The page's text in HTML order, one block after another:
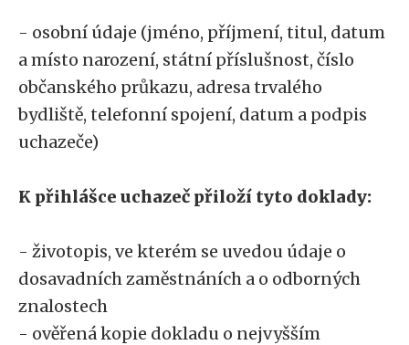
- osobní údaje (jméno, příjmení, titul, datum
a místo narození, státní příslušnost, číslo
občanského průkazu, adresa trvalého
bydliště, telefonní spojení, datum a podpis
uchazeče)
K přihlášce uchazeč přiloží tyto doklady:
- životopis, ve kterém se uvedou údaje o
dosavadních zaměstnáních a o odborných
znalostech
- ověřená kopie dokladu o nejvyšším